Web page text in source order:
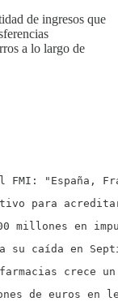
de ingresos que
a lo largo de
FMI: "España,
para
millones en
su caída en
crece
de euros en